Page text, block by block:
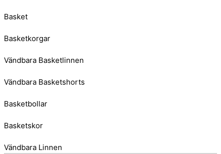
Basket
Basketkorgar
Vändbara Basketlinnen
Vändbara Basketshorts
Basketbollar
Basketskor
Vändbara Linnen